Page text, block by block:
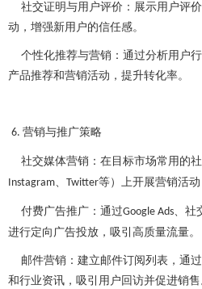
社交证明与用户评价：展示用户评
动，增强新用户的信任感。
个性化推荐与营销：通过分析用户
产品推荐和营销活动，提升转化率。
6. 营销与推广策略
社交媒体营销：在目标市场常用的
Instagram、 Twitter等）上开展营销活动
付费广告推广：通过Google Ads、社
进行定向广告投放，吸引高质量流量。
邮件营销：建立邮件订阅列表，通
和行业资讯，吸引用户回访并促进销售